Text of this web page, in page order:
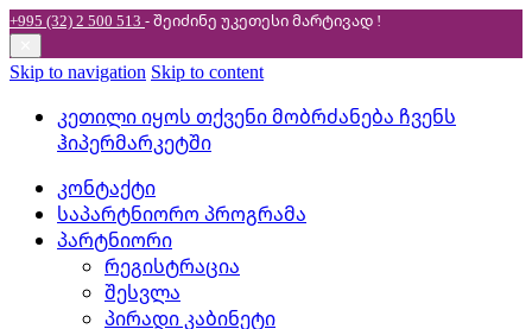
+995 (32) 2 500 513 - შეიძინე უკეთესიმარტივად !
Skip to navigation Skip to content
კეთილი იყოს თქვენი მობრძანება ჩვენს
ჰიპერმარკეტში
კონტაქტი
საპარტნიორო პროგრამა
პარტნიორი
რეგისტრაცია
შესვლა
პირადი კაბინეტი